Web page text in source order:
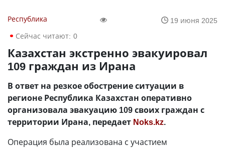
Республика
19 июня 2025
Сейчас читают: 0
Казахстан экстренно эвакуировал
109 граждан из Ирана
В ответ на резкое обострение ситуации в
регионе Республика Казахстан оперативно
организовала эвакуацию 109 своих граждан с
территории Ирана, передает Noks.kz.
Операция была реализована с участием